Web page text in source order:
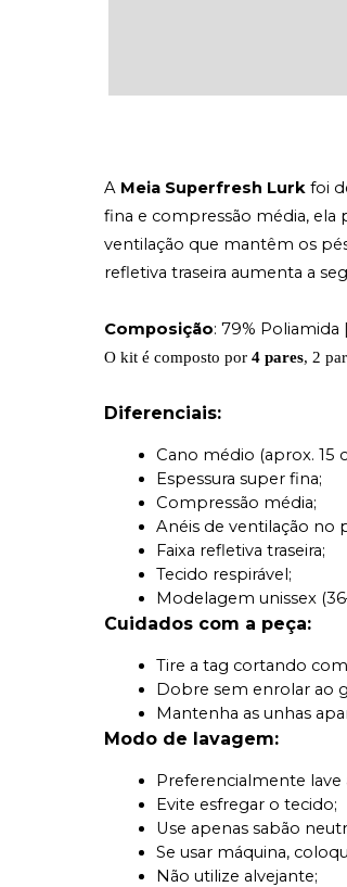
A Meia Superfresh Lurk foi
fina e compressão média, ela
ventilação que mantêm os
refletiva traseira aumenta a
Composição: 79% Poliamida
O kit é composto por 4 pares, 2
Diferenciais:
Cano médio (aprox. 15
Espessura super fina;
Compressão média;
Anéis de ventilação no
Faixa refletiva traseira;
Tecido respirável;
Modelagem unissex
Cuidados com a peça:
Tire a tag cortando
Dobre sem enrolar ao
Mantenha as unhas
Modo de lavagem:
Preferencialmente lave
Evite esfregar o tecido;
Use apenas sabão
Se usar máquina,
Não utilize alvejante;